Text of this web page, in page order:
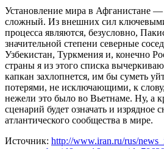
Установление мира в Афганистане
сложный. Из внешних сил ключевыми
процесса являются, безусловно,
значительной степени северные
Узбекистан, Туркмения и, конечно
страны я из этого списка
капкан захлопнется, им бы суметь
потерями, не исключающими, к
нежели это было во Вьетнаме. Ну, а
сценарий будет означать и изрядное
атлантического сообщества в мире.
Источник: http://www.iran.ru/rus/